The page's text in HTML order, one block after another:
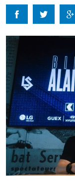
FANS
KIDS
BUSINESS
RESTAURATION
CLUB
CONTACT
ACTUALITÉS